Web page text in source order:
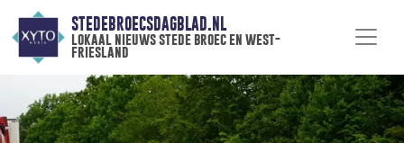
STEDEBROECSDAGBLAD.NL
lokaal nieuws stede broec en west-
friesland